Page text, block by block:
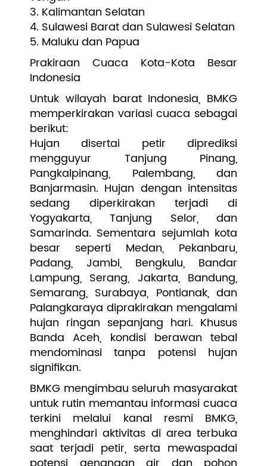
3. Kalimantan Selatan
4. Sulawesi Barat dan Sulawesi Selatan
5. Maluku dan Papua
Prakiraan Cuaca Kota-Kota Besar
Indonesia
Untuk wilayah barat Indonesia, BMKG
memperkirakan variasi cuaca sebagai
berikut:
Hujan disertai petir diprediksi
mengguyur Tanjung Pinang,
Pangkalpinang, Palembang, dan
Banjarmasin. Hujan dengan intensitas
sedang diperkirakan terjadi di
Yogyakarta, Tanjung Selor, dan
Samarinda. Sementara sejumlah kota
besar seperti Medan, Pekanbaru,
Padang, Jambi, Bengkulu, Bandar
Lampung, Serang, Jakarta, Bandung,
Semarang, Surabaya, Pontianak, dan
Palangkaraya diprakirakan mengalami
hujan ringan sepanjang hari. Khusus
Banda Aceh, kondisi berawan tebal
mendominasi tanpa potensi hujan
signifikan.
BMKG mengimbau seluruh masyarakat
untuk rutin memantau informasi cuaca
terkini melalui kanal resmi BMKG,
menghindari aktivitas di area terbuka
saat terjadi petir, serta mewaspadai